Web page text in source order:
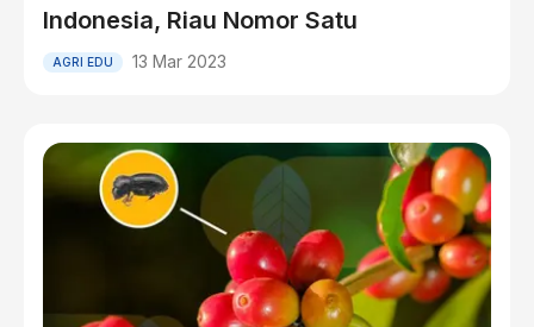
Indonesia, Riau Nomor Satu
AGRI EDU 13 Mar 2023